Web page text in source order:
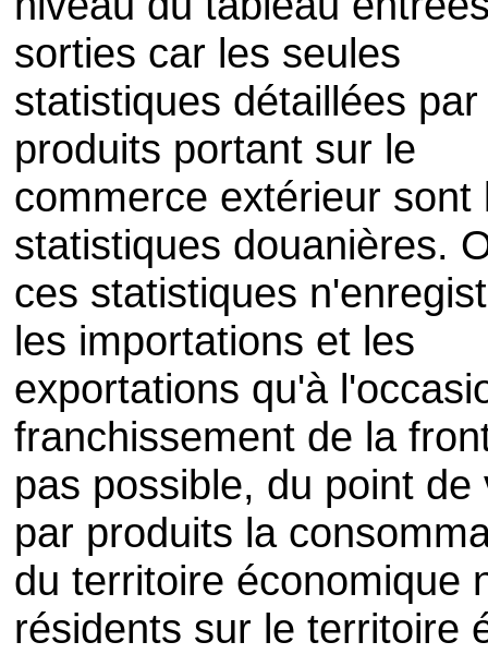
sorties car les seules
statistiques détaillées par
produits portant sur le
commerce extérieur sont
statistiques douanières.
ces statistiques
les importations et les
exportations qu'à
franchissement de la
pas possible, du point
par produits la
du territoire économique
résidents sur le territoire